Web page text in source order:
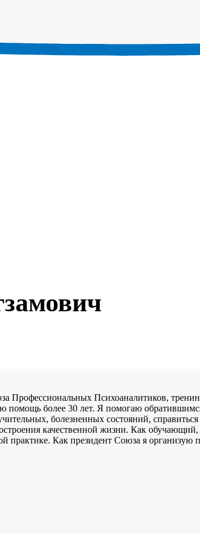
Профессиональных Психоаналитиков,
помощь более 30 лет. Я помогаю
болезненных состояний,
качественной жизни. Как
практике. Как президент Союза я организую